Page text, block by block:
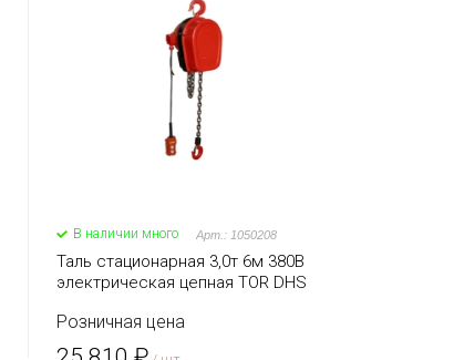
В наличии много Арт.: 1050208
Таль стационарная 3,0т 6м 380В
электрическая цепная TOR DHS
Розничная цена